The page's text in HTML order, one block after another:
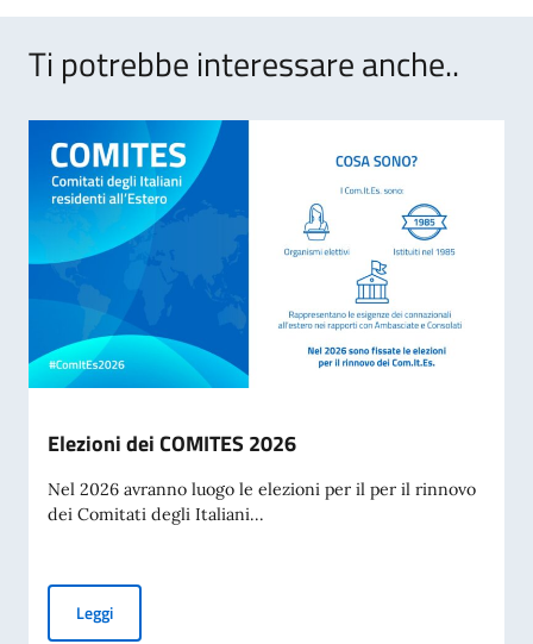
Ti potrebbe interessare anche..
Elezioni dei COMITES 2026
Nel 2026 avranno luogo le elezioni per il per il rinnovo
dei Comitati degli Italiani...
LeggiElezioni dei COMITES 2026